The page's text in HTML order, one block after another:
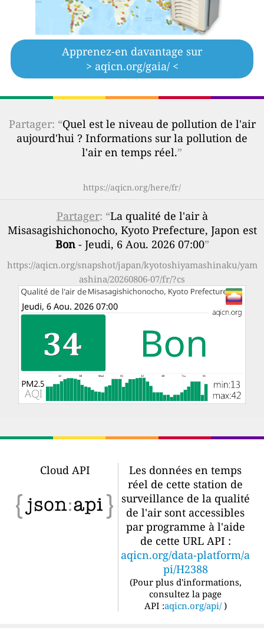
Apprenez-en davantage sur
> aqicn.org/gaia/ <
Partager: “Quel est le niveau de pollution de l'air
aujourd'hui ? Informations sur la pollution de
l'air en temps réel.”
https://aqicn.org/here/fr/
Partager: “La qualité de l'air à
Misasagishichonocho, Kyoto Prefecture, Japon est
Bon- Jeudi, 6 Aou. 2026 07:00”
https://aqicn.org/snapshot/japan/kyotoshiyamashinaku/yam
ashina/20260806-07/fr/?cs
Cloud API
Les données en temps
réel de cette station de
surveillance de la qualité
de l'air sont accessibles
par programme à l'aide
de cette URL API :
aqicn.org/data-platform/a
pi/H2388
(Pour plus d'informations,
consultez la page
API :aqicn.org/api/ )